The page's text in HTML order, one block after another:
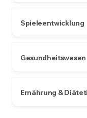
Spieleentwicklung
Gesundheitswesen
Ernährung &